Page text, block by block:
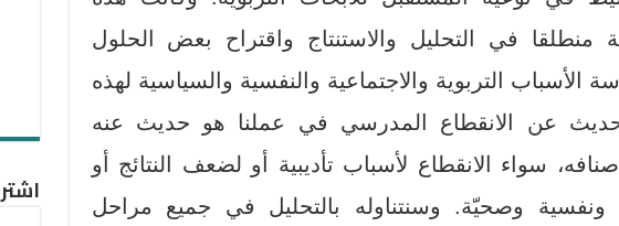
منطلقا في التحليل والاستنتاج واقتراح بعض الحلول
الأسباب التربوية والاجتماعية والنفسية والسياسية لهذه
عن الانقطاع المدرسي في عملنا هو حديث عنه
سواء الانقطاع لأسباب تأديبية أو لضعف النتائج أو
ونفسية وصحيّة. وسنتناوله بالتحليل في جميع مراحل